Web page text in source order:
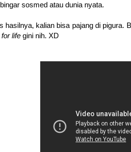
sosmed atau dunia nyata.
hasilnya, kalian bisa pajang di pigura.
life gini nih. XD